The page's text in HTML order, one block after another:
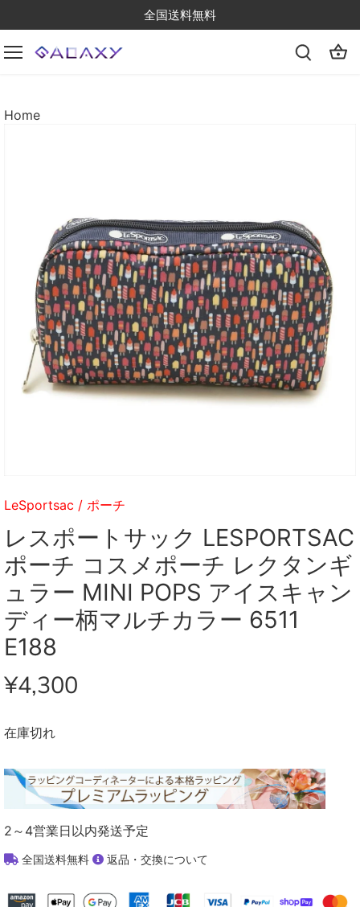
to
content
全国送料無料
Home
LeSportsac / ポーチ
レスポートサック LESPORTSAC
ポーチ コスメポーチ レクタンギ
ュラー MINI POPS アイスキャン
ディー柄マルチカラー 6511
E188
¥4,300
在庫切れ
2～4営業日以内発送予定
全国送料無料 返品・交換について